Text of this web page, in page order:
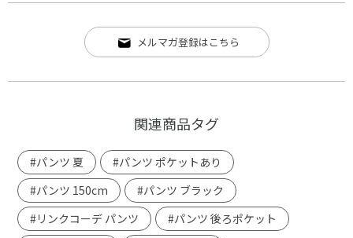
メルマガ登録はこちら
関連商品タグ
#パンツ 夏
#パンツ ポケットあり
#パンツ 150cm
#パンツ ブラック
#リンクコーデ パンツ
#パンツ 後ろポケット